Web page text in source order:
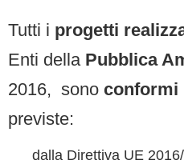
Tutti i progetti
Enti della Pubblica
2016, sono conformi
previste:
dalla Direttiva UE